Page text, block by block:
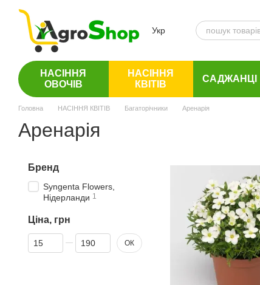
Перейти до основного контенту
Укр
НАСІННЯ
ОВОЧІВ
НАСІННЯ
КВІТІВ
САДЖАНЦІ
Головна НАСІННЯ КВІТІВ Багаторічники Аренарія
Аренарія
Бренд
Syngenta Flowers,
Нідерланди 1
Ціна, грн
Від Ціна, грн
До Ціна, грн ОК